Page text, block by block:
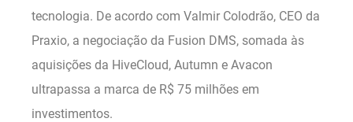
tecnologia. De acordo com Valmir Colodrão, CEO da
Praxio, a negociação da Fusion DMS, somada às
aquisições da HiveCloud, Autumn e Avacon
ultrapassa a marca de R$ 75 milhões em
investimentos.